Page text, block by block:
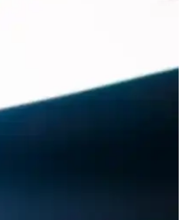
olmaya aday.